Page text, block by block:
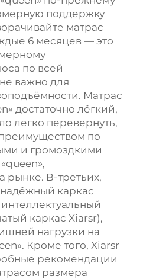
поддержку
матрас
6 месяцев — это
по всей
важно для
Матрас
достаточно лёгкий,
легко перевернуть,
по
и громоздкими
рынке. В-третьих,
надёжный каркас
каркас Xiarsr),
нагрузки на
Кроме того, Xiarsr
рекомендации
размера